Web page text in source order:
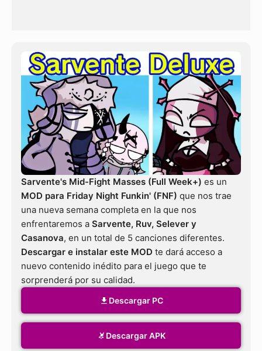
Sarvente's Mid-Fight Masses (Full Week+) es un
MOD para Friday Night Funkin' (FNF) que nos trae
una nueva semana completa en la que nos
enfrentaremos a Sarvente, Ruv, Selever y
Casanova, en un total de 5 canciones diferentes.
Descargar e instalar este MOD te dará acceso a
nuevo contenido inédito para el juego que te
sorprenderá por su calidad.
Descargar PC
Descargar APK